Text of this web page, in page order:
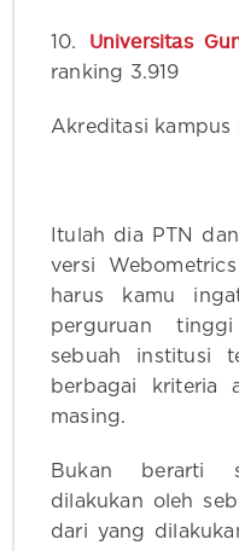
10. Universitas
ranking 3.919
Akreditasi kampus
Itulah dia PTN
versi
harus kamu
perguruan
sebuah institusi
berbagai kriteria
masing.
Bukan berarti
dilakukan oleh
dari yang